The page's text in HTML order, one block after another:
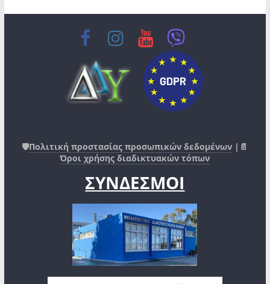
🛡️Πολιτική προστασίας προσωπικών δεδομένων |📄
Όροι χρήσης διαδικτυακών τόπων
ΣΥΝΔΕΣΜΟΙ